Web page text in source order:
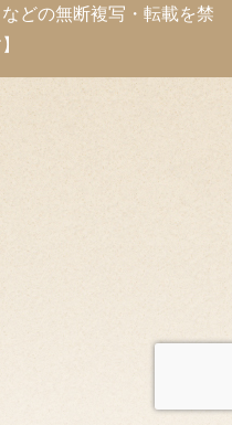
どの無断複写・転載を禁